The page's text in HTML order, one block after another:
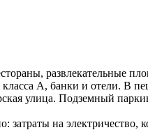
развлекательные
А, банки и отели. В
улица. Подземный
на электричество,